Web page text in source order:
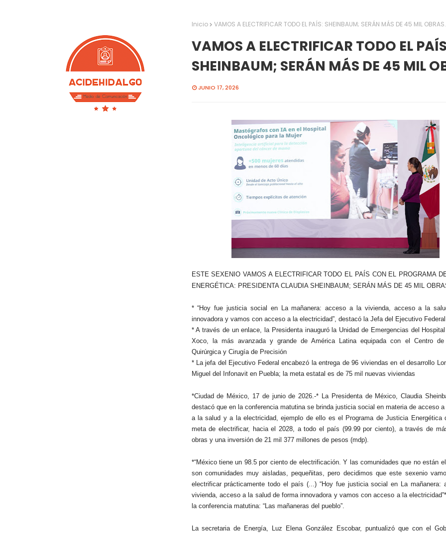
Inicio VAMOS A ELECTRIFICAR TODO EL PAÍS: SHEINBAUM; SERÁN MÁS DE 45 MIL OBRAS.
VAMOS A ELECTRIFICAR TODO EL
SHEINBAUM; SERÁN MÁS DE 45 MIL
JUNIO 17, 2026
ESTE SEXENIO VAMOS A ELECTRIFICAR TODO EL PAÍS CON EL PROGRAMA
ENERGÉTICA: PRESIDENTA CLAUDIA SHEINBAUM; SERÁN MÁS DE 45 MIL
* “Hoy fue justicia social en La mañanera: acceso a la vivienda, acceso a la
innovadora y vamos con acceso a la electricidad”, destacó la Jefa del Ejecutivo Federal
* A través de un enlace, la Presidenta inauguró la Unidad de Emergencias del
Xoco, la más avanzada y grande de América Latina equipada con el Centro de
Quirúrgica y Cirugía de Precisión
* La jefa del Ejecutivo Federal encabezó la entrega de 96 viviendas en el desarrollo
Miguel del Infonavit en Puebla; la meta estatal es de 75 mil nuevas viviendas
*Ciudad de México, 17 de junio de 2026.-* La Presidenta de México, Claudia
destacó que en la conferencia matutina se brinda justicia social en materia de acceso
a la salud y a la electricidad, ejemplo de ello es el Programa de Justicia Energética
meta de electrificar, hacia el 2028, a todo el país (99.99 por ciento), a través de
obras y una inversión de 21 mil 377 millones de pesos (mdp).
*“México tiene un 98.5 por ciento de electrificación. Y las comunidades que no están
son comunidades muy aisladas, pequeñitas, pero decidimos que este sexenio
electrificar prácticamente todo el país (...) “Hoy fue justicia social en La mañanera:
vivienda, acceso a la salud de forma innovadora y vamos con acceso a la
la conferencia matutina: “Las mañaneras del pueblo”.
La secretaria de Energía, Luz Elena González Escobar, puntualizó que con el